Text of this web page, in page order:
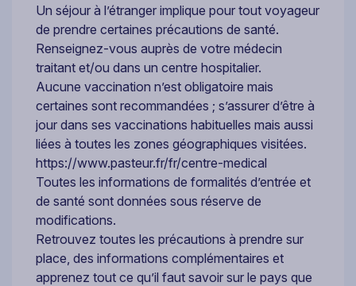
Un séjour à l’étranger implique pour tout voyageur
de prendre certaines précautions de santé.
Renseignez-vous auprès de votre médecin
traitant et/ou dans un centre hospitalier.
Aucune vaccination n’est obligatoire mais
certaines sont recommandées ; s’assurer d’être à
jour dans ses vaccinations habituelles mais aussi
liées à toutes les zones géographiques visitées.
https://www.pasteur.fr/fr/centre-medical
Toutes les informations de formalités d’entrée et
de santé sont données sous réserve de
modifications.
Retrouvez toutes les précautions à prendre sur
place, des informations complémentaires et
apprenez tout ce qu’il faut savoir sur le pays que